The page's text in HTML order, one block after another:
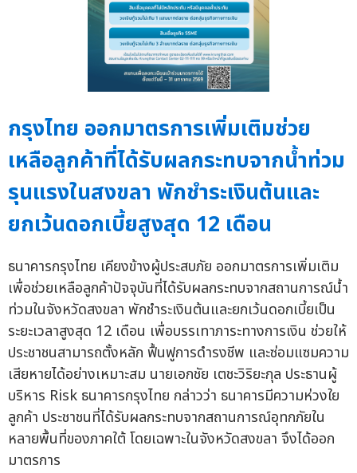
กรุงไทย ออกมาตรการเพิ่มเติมช่วย
เหลือลูกค้าที่ได้รับผลกระทบจากน้ำท่วม
รุนแรงในสงขลา พักชำระเงินต้นและ
ยกเว้นดอกเบี้ยสูงสุด 12 เดือน
ธนาคารกรุงไทย เคียงข้างผู้ประสบภัย ออกมาตรการเพิ่มเติม
เพื่อช่วยเหลือลูกค้าปัจจุบันที่ได้รับผลกระทบจากสถานการณ์น้ำ
ท่วมในจังหวัดสงขลา พักชำระเงินต้นและยกเว้นดอกเบี้ยเป็น
ระยะเวลาสูงสุด 12 เดือน เพื่อบรรเทาภาระทางการเงิน ช่วยให้
ประชาชนสามารถตั้งหลัก ฟื้นฟูการดำรงชีพ และซ่อมแซมความ
เสียหายได้อย่างเหมาะสม นายเอกชัย เตชะวิริยะกุล ประธานผู้
บริหาร Risk ธนาคารกรุงไทย กล่าวว่า ธนาคารมีความห่วงใย
ลูกค้า ประชาชนที่ได้รับผลกระทบจากสถานการณ์อุทกภัยใน
หลายพื้นที่ของภาคใต้ โดยเฉพาะในจังหวัดสงขลา จึงได้ออก
มาตรการ